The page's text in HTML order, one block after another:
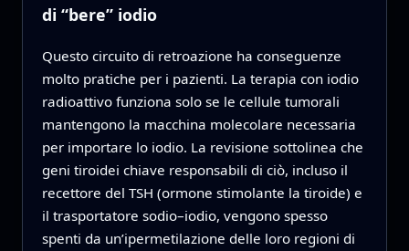
di “bere” iodio
Questo circuito di retroazione ha conseguenze
molto pratiche per i pazienti. La terapia con iodio
radioattivo funziona solo se le cellule tumorali
mantengono la macchina molecolare necessaria
per importare lo iodio. La revisione sottolinea che
geni tiroidei chiave responsabili di ciò, incluso il
recettore del TSH (ormone stimolante la tiroide) e
il trasportatore sodio–iodio, vengono spesso
spenti da un’ipermetilazione delle loro regioni di